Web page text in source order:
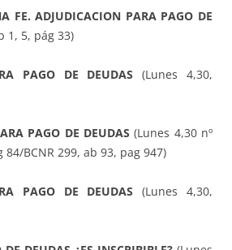
FE. ADJUDICACION PARA PAGO DE
1, 5, pág 33)
PAGO DE DEUDAS (Lunes 4,30,
PAGO DE DEUDAS (Lunes 4,30 nº
BCNR 299, ab 93, pag 947)
PAGO DE DEUDAS (Lunes 4,30,